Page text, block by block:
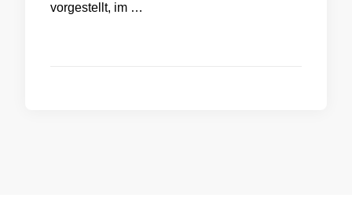
vorgestellt, im …